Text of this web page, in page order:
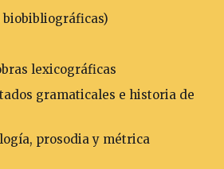
biobibliográficas)
lexicográficas
gramaticales e historia de
prosodia y métrica